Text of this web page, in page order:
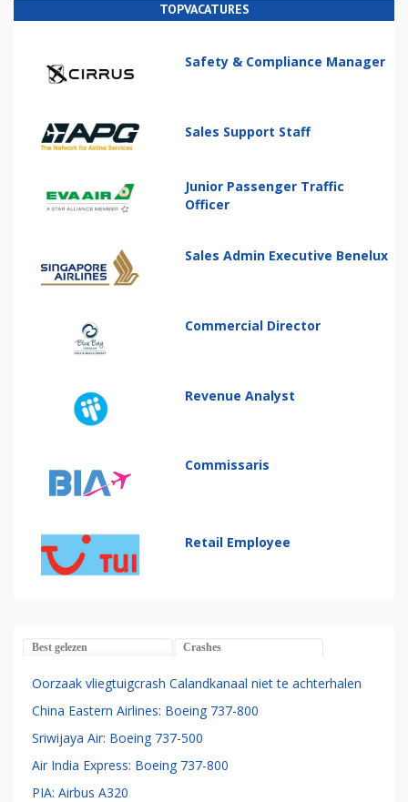
TOPVACATURES
Safety & Compliance Manager
Sales Support Staff
Junior Passenger Traffic
Officer
Sales Admin Executive Benelux
Commercial Director
Revenue Analyst
Commissaris
Retail Employee
Best gelezen Crashes
Oorzaak vliegtuigcrash Calandkanaal niet te achterhalen
China Eastern Airlines: Boeing 737-800
Sriwijaya Air: Boeing 737-500
Air India Express: Boeing 737-800
PIA: Airbus A320